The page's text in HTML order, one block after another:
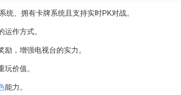
、拥有卡牌系统且支持实时PK对战。
作方式。
，增强电视台的实力。
价值。
能力。